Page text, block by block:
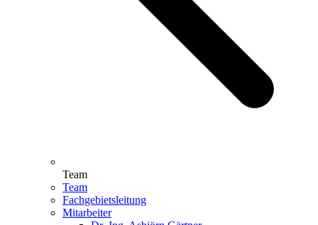
Team
Team
Fachgebietsleitung
Mitarbeiter